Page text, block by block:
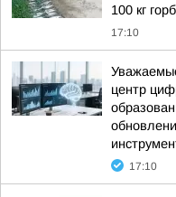
100 кг
17:10
центр
17:10